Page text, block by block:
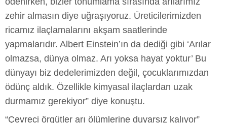
zehir almasın diye uğraşıyoruz. Üreticilerimizden
ricamız ilaçlamalarını akşam saatlerinde
yapmalarıdır. Albert Einstein’ın da dediği gibi ‘Arılar
olmazsa, dünya olmaz. Arı yoksa hayat yoktur’ Bu
dünyayı biz dedelerimizden değil, çocuklarımızdan
ödünç aldık. Özellikle kimyasal ilaçlardan uzak
durmamız gerekiyor” diye konuştu.
“Çevreci örgütler arı ölümlerine duyarsız kalıyor”